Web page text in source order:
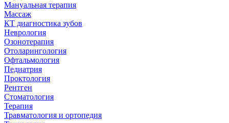
Мануальная терапия
Массаж
КТ диагностика зубов
Неврология
Озонотерапия
Отоларингология
Офтальмология
Педиатрия
Проктология
Рентген
Стоматология
Терапия
Травматология и ортопедия